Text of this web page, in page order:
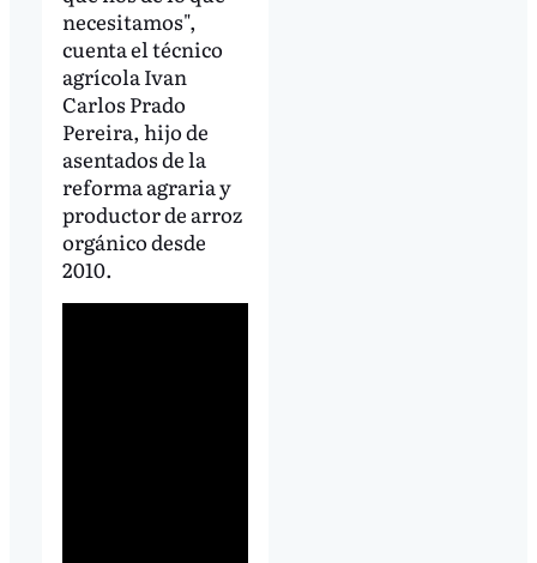
necesitamos",
cuenta el técnico
agrícola Ivan
Carlos Prado
Pereira, hijo de
asentados de la
reforma agraria y
productor de arroz
orgánico desde
2010.